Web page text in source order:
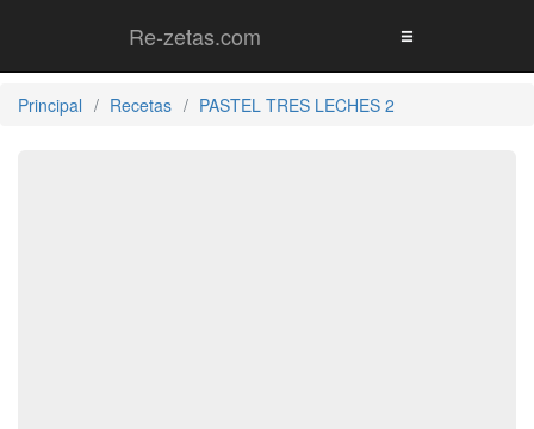
Re-zetas.com
Principal Recetas PASTEL TRES LECHES 2